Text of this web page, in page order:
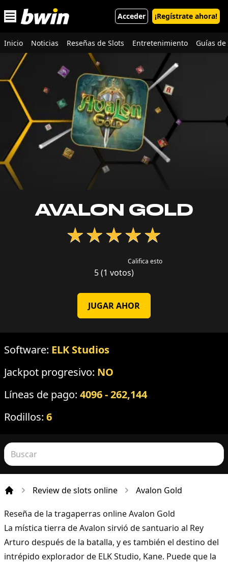
Open main menu Acceder ¡Regístrate ahora!
Inicio Noticias Reseñas de Slots Entretenimiento Guías
AVALON GOLD
★★★★★
Califica esto
5 (1 votos)
JUGAR AHOR
Software: ELK Studios
Jackpot progresivo: NO
Líneas de pago: 4096 - 262,144
Rodillos: 6
Review de slots online Avalon Gold
Reseña de la tragaperras online Avalon Gold
La mística tierra de Avalon sirvió de santuario al Rey
Arturo después de la batalla, y es también el destino del
intrépido explorador de ELK Studio, Kane. Puede que la